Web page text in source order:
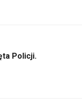
Policji.